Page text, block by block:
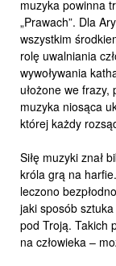
muzyka powinna
„Prawach”. Dla
wszystkim
rolę uwalniania
wywoływania
ułożone we
muzyka niosąca
której każdy
Siłę muzyki znał
króla grą na
leczono
jaki sposób
pod Troją. Takich
na człowieka –